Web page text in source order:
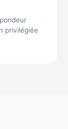
privilégiée